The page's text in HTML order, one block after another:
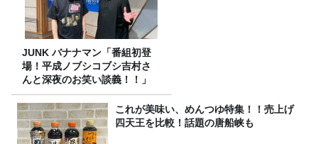
JUNK バナナマン「番組初登
場！平成ノブシコブシ吉村さ
んと深夜のお笑い談義！！」
これが美味い、めんつゆ特集！！売上げ
四天王を比較！話題の唐船峡も